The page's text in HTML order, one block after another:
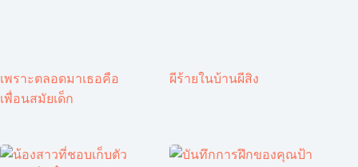
เพราะตลอดมาเธอคือ
เพื่อนสมัยเด็ก
ผีร้ายในบ้านผีสิง